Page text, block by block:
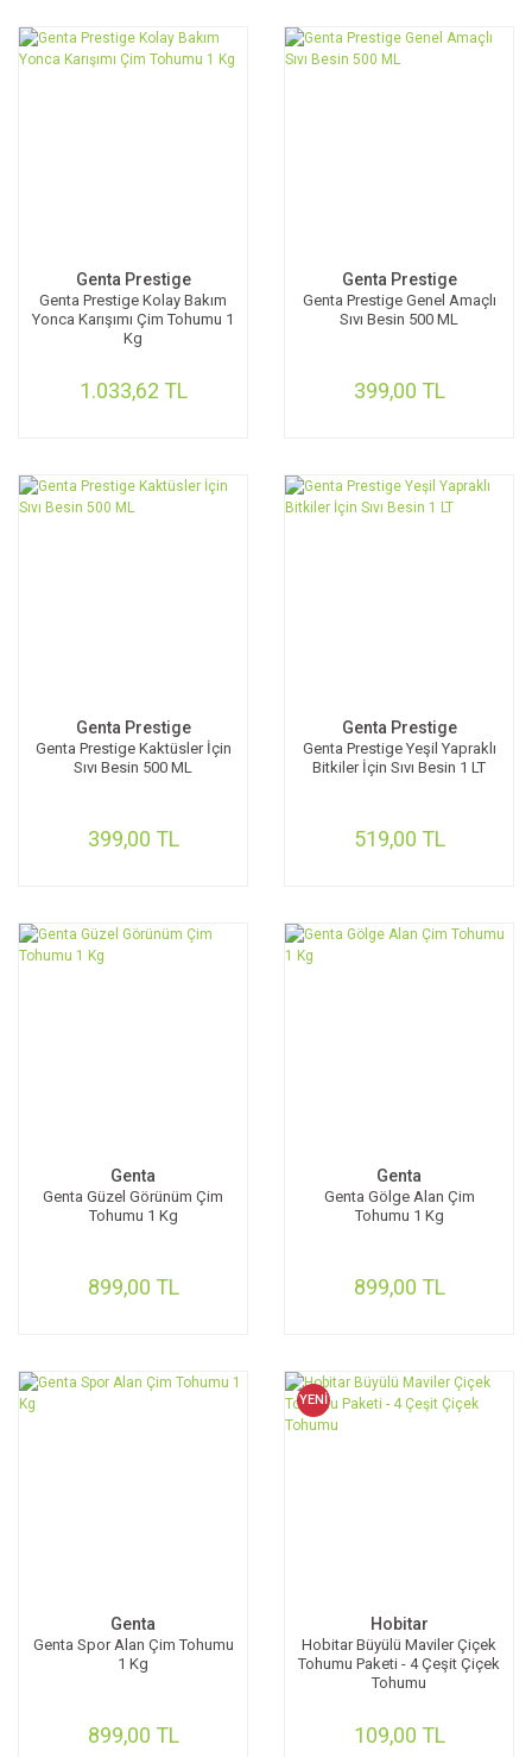
Genta Prestige
Genta Prestige Kolay Bakım
Yonca Karışımı Çim Tohumu 1
Kg
1.033,62 TL
Genta Prestige
Genta Prestige Genel Amaçlı
Sıvı Besin 500 ML
399,00 TL
Genta Prestige
Genta Prestige Kaktüsler İçin
Sıvı Besin 500 ML
399,00 TL
Genta Prestige
Genta Prestige Yeşil Yapraklı
Bitkiler İçin Sıvı Besin 1 LT
519,00 TL
Genta
Genta Güzel Görünüm Çim
Tohumu 1 Kg
899,00 TL
Genta
Genta Gölge Alan Çim
Tohumu 1 Kg
899,00 TL
Genta
Genta Spor Alan Çim Tohumu
1 Kg
899,00 TL
YENİ
Hobitar
Hobitar Büyülü Maviler Çiçek
Tohumu Paketi - 4 Çeşit Çiçek
Tohumu
109,00 TL